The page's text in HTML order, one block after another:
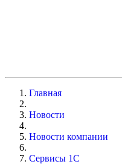
Главная
Новости
Новости компании
Сервисы 1С